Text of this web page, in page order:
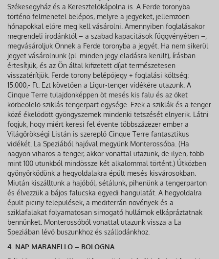
Székesegyház és a Keresztelőkápolna is. A Ferde toronyba
történő felmenetel belépős, melyre a jegyeket, jellemzően
hónapokkal előre meg kell vásárolni. Amennyiben foglalásakor
megrendeli irodánktól – a szabad kapacitások függvényében –,
megvásároljuk Önnek a Ferde toronyba a jegyét. Ha nem sikerül
jegyet vásárolnunk (pl. minden jegy eladásra került), írásban
értesítjük, és az Ön által kifizetett díjat természetesen
visszatérítjük. Ferde torony belépőjegy + foglalási költség:
15.000,- Ft. Ezt követően a Ligur-tenger vidékére utazunk. A
Cinque Terre tulajdonképpen öt mesés kis falu és az őket
körbeölelő sziklás tengerpart egysége. Ezek a sziklák és a tenger
közé ékelődött gyöngyszemek mindenki tetszését elnyerik. Látni
fogjuk, hogy miért keresi fel évente többszázezer ember a
Világörökségi Listán is szereplő Cinque Terre fantasztikus
vidékét. La Speziából hajóval megyünk Monterossóba. (Ha
nagyon viharos a tenger, akkor vonattal utazunk, de ilyen, több
mint 100 utunkból mindössze két alkalommal történt.) Útközben
gyönyörködünk a hegyoldalakra épült mesés kisvárosokban.
Miután kiszálltunk a hajóból, sétálunk, pihenünk a tengerparton
és élvezzük a bájos falucska egyedi hangulatát. A hegyoldalra
épült piciny települések, a mediterrán növények és a
sziklafalakat folyamatosan simogató hullámok elkápráztatnak
bennünket. Monterossóból vonattal utazunk vissza a La
Speziában lévő buszunkhoz és szállodánkhoz.
4. NAP MARANELLO – BOLOGNA